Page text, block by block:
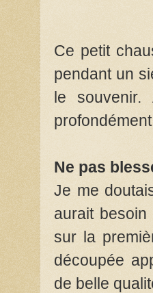
Ce petit
pendant un
le souvenir.
Ne pas
Je me
aurait
sur la
découpée
de belle